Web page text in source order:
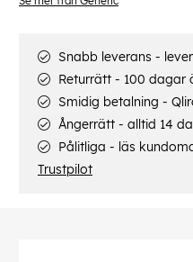
Snabb leverans -
Returrätt - 100 dagar
Smidig betalning -
Ångerrätt - alltid 14
Pålitliga - läs
Trustpilot